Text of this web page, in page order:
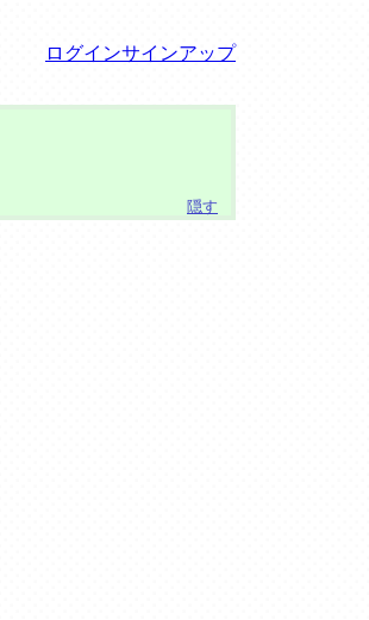
ログインサインアップ